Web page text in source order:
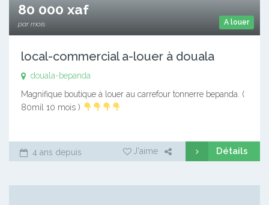
A louer
80 000 xaf
par mois
local-commercial a-louer à douala
douala-bepanda
Magnifique boutique à louer au carrefour tonnerre bepanda. (
80mil 10 mois )
4 ans depuis J'aime Détails